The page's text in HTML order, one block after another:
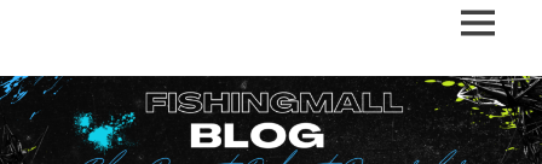
pescuit,
intr-
un
MENU